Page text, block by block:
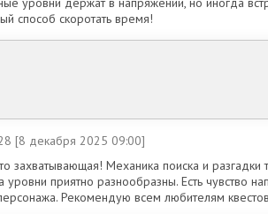
способ скоротать время!
[8 декабря 2025 09:00]
захватывающая! Механика поиска и разгадки
уровни приятно разнообразны. Есть чувство
Рекомендую всем любителям